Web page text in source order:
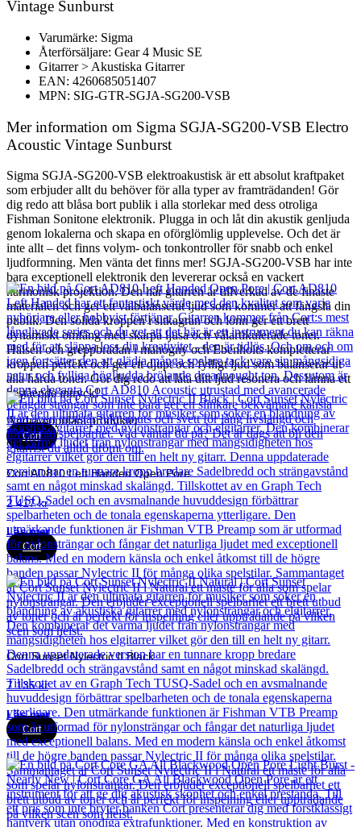
Vintage Sunburst
Varumärke: Sigma
Återförsäljare: Gear 4 Music SE
Gitarrer > Akustiska Gitarrer
EAN: 4260685051407
MPN: SIG-GTR-SGJA-SG200-VSB
Mer information om Sigma SGJA-SG200-VSB Electro
Acoustic Vintage Sunburst
Sigma SGJA-SG200-VSB elektroakustisk är ett absolut kraftpaket
som erbjuder allt du behöver för alla typer av framträdanden! Gör
dig redo att blåsa bort publik i alla storlekar med dess otroliga
Fishman Sonitone elektronik. Plugga in och låt din akustik genljuda
genom lokalerna och skapa en oförglömlig upplevelse. Och det är
inte allt – det finns volym- och tonkontroller för snabb och enkel
ljudformning. Men vänta det finns mer! SGJA-SG200-VSB har inte
bara exceptionell elektronik den levererar också en vackert
harmonisk projektion. Den här gitarren är tillverkad av de finaste
materialen och ger ett välbalanserat ljud som kommer att fängsla din
publik. Den solida kroppen i sitkagran och lönn ger ett brett
dynamiskt omfång med skarpa ljusa och välartikulerade toner.
Halsen och greppbrädan i mahogny och Ebenholts kompletterar
kroppen perfekt och ger ett djupt och fylligt ljud som balanserar ut
alla hårda toner. Gör dig redo att låta ditt ljud resonera och lämna ett
bestående intryck!
Andra populära produkter
Cort
Cort AD810 Left Handed Open Pore
2 417kr
Läs mer
Cort
Cort Sunset Nylectric II Black
7 135kr
Läs mer
Cort